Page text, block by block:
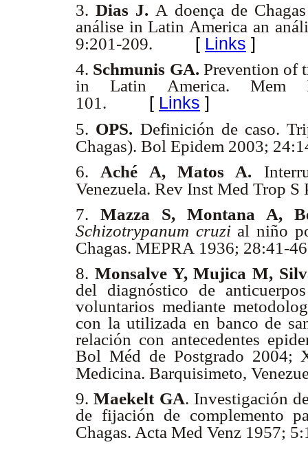
3.Dias J. A doença de
análise in Latin America an
9:201-209.
[ Links ]
4. Schmunis GA. Prevention of
in Latin America. Mem
101.
[ Links ]
5. OPS. Definición de caso.
Chagas). Bol Epidem 2003;
6. Aché A, Matos A.
Venezuela. Rev Inst Med Trop
7. Mazza S, Montana A,
Schizotrypanum cruzial niño
Chagas. MEPRA 1936; 28:41-
8. Monsalve Y, Mujica M,
del diagnóstico de
voluntarios mediante
con la utilizada en banco de
relación con antecedentes
Bol Méd de Postgrado 2004;
Medicina. Barquisimeto,
9.Maekelt GA. Investigación
de fijación de complemento
Chagas. Acta Med Venz 1957;